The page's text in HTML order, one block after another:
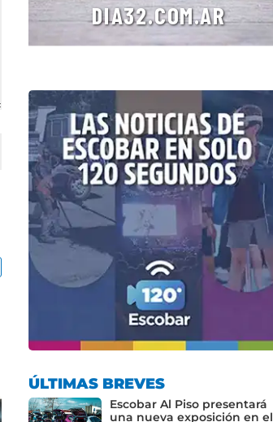
ÚLTIMAS BREVES
Escobar Al Piso presentará
una nueva exposición en el